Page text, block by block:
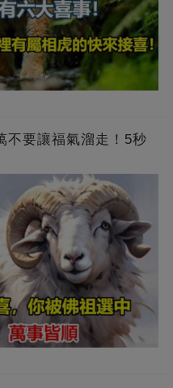
不要讓福氣溜走！5秒